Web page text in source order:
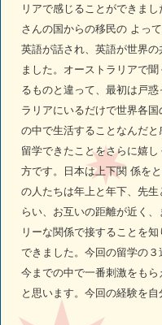
リアで感じることができま
さんの国からの移民の よっ
英語が話され、英語が世界
ました。オーストラリアで
るものと違って、最初は戸
ラリアにいるだけで世界各
の中で生活することなんだ
留学できたことをさらに嬉
方です。日本は上下関 係を
の人たちは年上と年下、先
らい、お互いの距離が近く
リーな関係で接することを
できました。今回の留学の３
今までの中で一番刺激をも
と思います。今回の経験を自